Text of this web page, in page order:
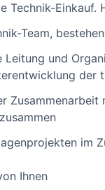
Technik-
Team,
Leitung und
der
im
Ihnen